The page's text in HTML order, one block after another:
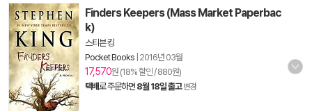
Finders Keepers (Mass Market Paperbac
k)
스티븐 킹
Pocket Books 2016년 03월
17,570원 (18% 할인 / 880원)
택배로 주문하면 8월 18일 출고 변경